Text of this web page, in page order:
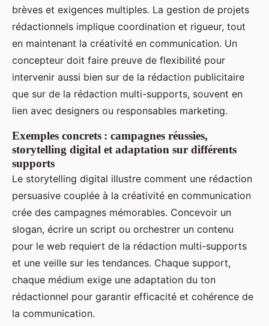
brèves et exigences multiples. La gestion de projets
rédactionnels implique coordination et rigueur, tout
en maintenant la créativité en communication. Un
concepteur doit faire preuve de flexibilité pour
intervenir aussi bien sur de la rédaction publicitaire
que sur de la rédaction multi-supports, souvent en
lien avec designers ou responsables marketing.
Exemples concrets : campagnes réussies,
storytelling digital et adaptation sur différents
supports
Le storytelling digital illustre comment une rédaction
persuasive couplée à la créativité en communication
crée des campagnes mémorables. Concevoir un
slogan, écrire un script ou orchestrer un contenu
pour le web requiert de la rédaction multi-supports
et une veille sur les tendances. Chaque support,
chaque médium exige une adaptation du ton
rédactionnel pour garantir efficacité et cohérence de
la communication.